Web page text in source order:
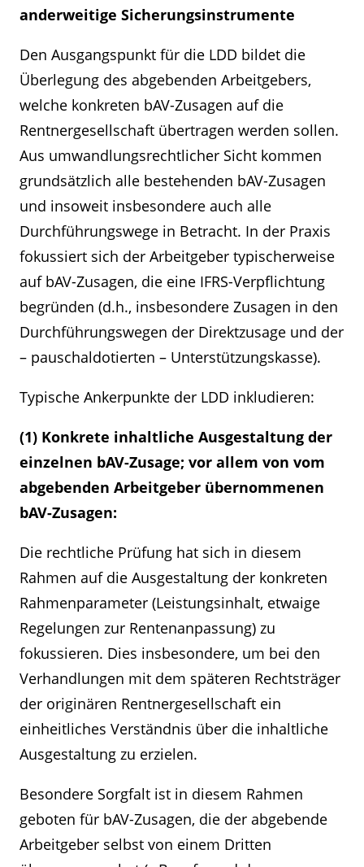
anderweitige Sicherungsinstrumente
Den Ausgangspunkt für die LDD bildet die
Überlegung des abgebenden Arbeitgebers,
welche konkreten bAV-Zusagen auf die
Rentnergesellschaft übertragen werden sollen.
Aus umwandlungsrechtlicher Sicht kommen
grundsätzlich alle bestehenden bAV-Zusagen
und insoweit insbesondere auch alle
Durchführungswege in Betracht. In der Praxis
fokussiert sich der Arbeitgeber typischerweise
auf bAV-Zusagen, die eine IFRS-Verpflichtung
begründen (d.h., insbesondere Zusagen in den
Durchführungswegen der Direktzusage und der
– pauschaldotierten – Unterstützungskasse).
Typische Ankerpunkte der LDD inkludieren:
(1) Konkrete inhaltliche Ausgestaltung der
einzelnen bAV-Zusage; vor allem von vom
abgebenden Arbeitgeber übernommenen
bAV-Zusagen:
Die rechtliche Prüfung hat sich in diesem
Rahmen auf die Ausgestaltung der konkreten
Rahmenparameter (Leistungsinhalt, etwaige
Regelungen zur Rentenanpassung) zu
fokussieren. Dies insbesondere, um bei den
Verhandlungen mit dem späteren Rechtsträger
der originären Rentnergesellschaft ein
einheitliches Verständnis über die inhaltliche
Ausgestaltung zu erzielen.
Besondere Sorgfalt ist in diesem Rahmen
geboten für bAV-Zusagen, die der abgebende
Arbeitgeber selbst von einem Dritten